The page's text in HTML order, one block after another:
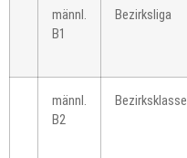
männl.
B1
Bezirksliga
männl.
B2
Bezirksklasse